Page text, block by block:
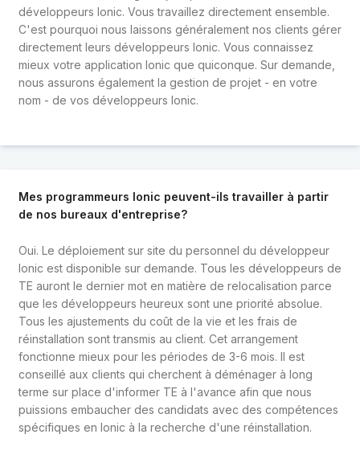
développeurs Ionic. Vous travaillez directement ensemble.
C'est pourquoi nous laissons généralement nos clients gérer
directement leurs développeurs Ionic. Vous connaissez
mieux votre application Ionic que quiconque. Sur demande,
nous assurons également la gestion de projet - en votre
nom - de vos développeurs Ionic.
Mes programmeurs Ionic peuvent-ils travailler à partir
de nos bureaux d'entreprise?
Oui. Le déploiement sur site du personnel du développeur
Ionic est disponible sur demande. Tous les développeurs de
TE auront le dernier mot en matière de relocalisation parce
que les développeurs heureux sont une priorité absolue.
Tous les ajustements du coût de la vie et les frais de
réinstallation sont transmis au client. Cet arrangement
fonctionne mieux pour les périodes de 3-6 mois. Il est
conseillé aux clients qui cherchent à déménager à long
terme sur place d'informer TE à l'avance afin que nous
puissions embaucher des candidats avec des compétences
spécifiques en Ionic à la recherche d'une réinstallation.